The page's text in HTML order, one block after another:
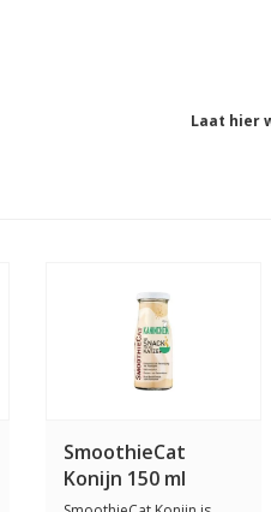
Laat hier
SmoothieCat
Konijn 150 ml